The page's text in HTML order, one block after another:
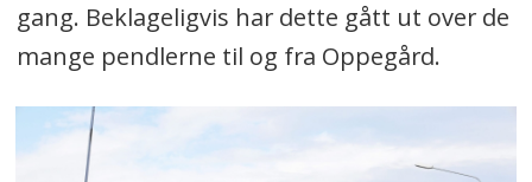
gang. Beklageligvis har dette gått ut over de
mange pendlerne til og fra Oppegård.